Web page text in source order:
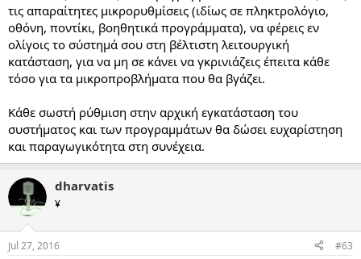
τις απαραίτητες μικρορυθμίσεις (ιδίως σε πληκτρολόγιο,
οθόνη, ποντίκι, βοηθητικά προγράμματα), να φέρεις εν
ολίγοις το σύστημά σου στη βέλτιστη λειτουργική
κατάσταση, για να μη σε κάνει να γκρινιάζεις έπειτα κάθε
τόσο για τα μικροπροβλήματα που θα βγάζει.
Κάθε σωστή ρύθμιση στην αρχική εγκατάσταση του
συστήματος και των προγραμμάτων θα δώσει ευχαρίστηση
και παραγωγικότητα στη συνέχεια.
dharvatis
¥
Jul 27, 2016 #63